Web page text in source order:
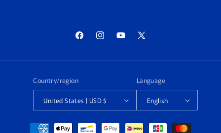
FacebookInstagramYouTube
X
Country/region
United States | USD $
Language
English
Payment